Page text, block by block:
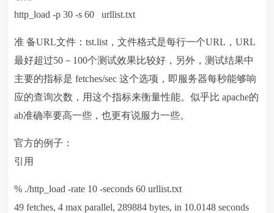
http_load -p 30 -s 60 urllist.txt
准 备URL文件：tst.list，文件格式是每行一个URL，URL
最好超过50－100个测试效果比较好，另外，测试结果中
主要的指标是 fetches/sec 这个选项，即服务器每秒能够响
应的查询次数，用这个指标来衡量性能。似乎比 apache的
ab准确率要高一些，也更有说服力一些。
官方的例子：
引用
% ./http_load -rate 10 -seconds 60 urllist.txt
49 fetches, 4 max parallel, 289884 bytes, in 10.0148 seconds